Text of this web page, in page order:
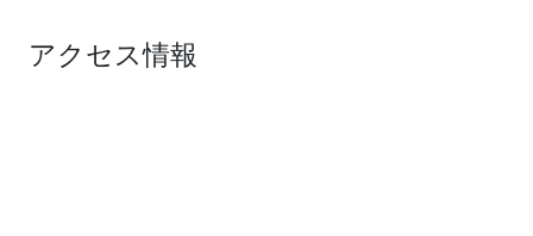
アクセス情報